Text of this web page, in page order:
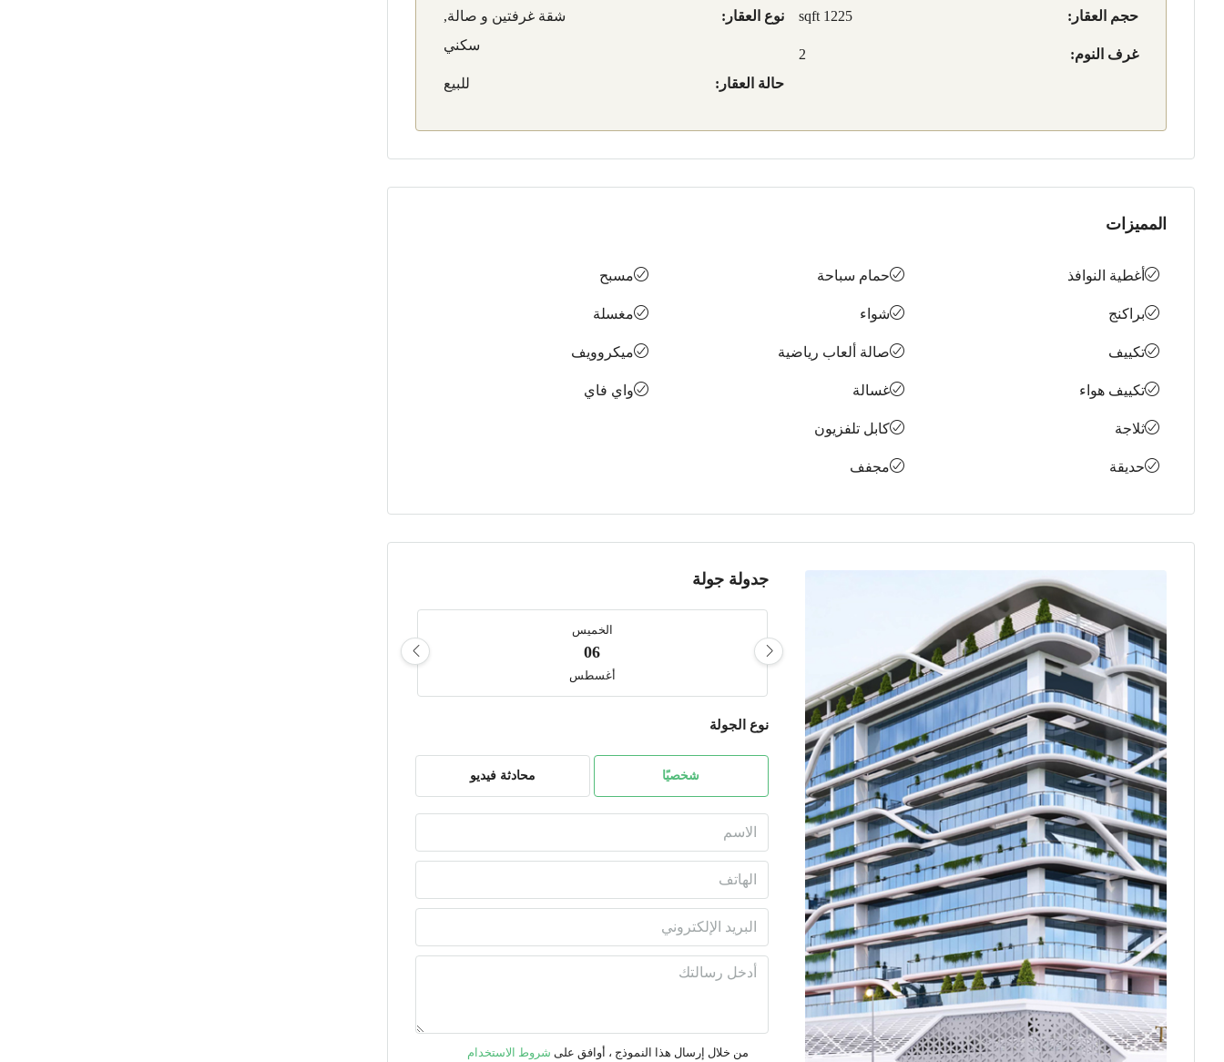
حجم العقار: 1225 sqft
غرف النوم: 2
نوع العقار:
شقة غرفتين و صالة,
سكني
حالة العقار: للبيع
المميزات
أغطية النوافذ
براكنج
تكييف
تكييف هواء
ثلاجة
حديقة
حمام سباحة
شواء
صالة ألعاب رياضية
غسالة
كابل تلفزيون
مجفف
مسبح
مغسلة
ميكروويف
واي فاي
جدولة جولة
الخميس
06
أغسطس
09
10
نوع الجولة
شخصيًا محادثة فيديو
من خلال إرسال هذا النموذج ، أوافق على شروط الاستخدام